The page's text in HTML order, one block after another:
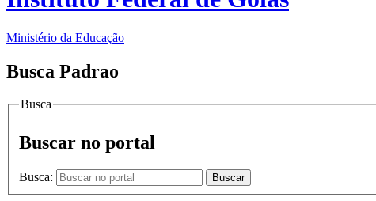
Ministério da Educação
Busca Padrao
Busca
Buscar no portal
Busca: Buscar